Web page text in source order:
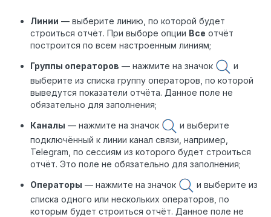
Линии — выберите линию, по которой будет
строиться отчёт. При выборе опции Все отчёт
построится по всем настроенным линиям;
Группы операторов — нажмите на значок
и
выберите из списка группу операторов, по которой
выведутся показатели отчёта. Данное поле не
обязательно для заполнения;
Каналы — нажмите на значок
и выберите
подключённый к линии канал связи, например,
Telegram, по сессиям из которого будет строиться
отчёт. Это поле не обязательно для заполнения;
Операторы — нажмите на значок
и выберите из
списка одного или нескольких операторов, по
которым будет строиться отчёт. Данное поле не